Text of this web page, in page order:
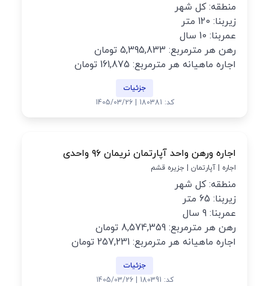
منطقه: کل شهر
زیربنا: 120 متر
عمربنا: 10 سال
رهن هر مترمربع: 5,395,833 تومان
اجاره ماهیانه هر مترمربع: 161,875 تومان
جزئیات
کد: 180381 | 1405/03/26
اجاره ورهن واحد آپارتمان نریمان ۹۶ واحدی
اجاره | آپارتمان | جزیره قشم
منطقه: کل شهر
زیربنا: 65 متر
عمربنا: 9 سال
رهن هر مترمربع: 8,574,359 تومان
اجاره ماهیانه هر مترمربع: 257,231 تومان
جزئیات
کد: 180391 | 1405/03/26